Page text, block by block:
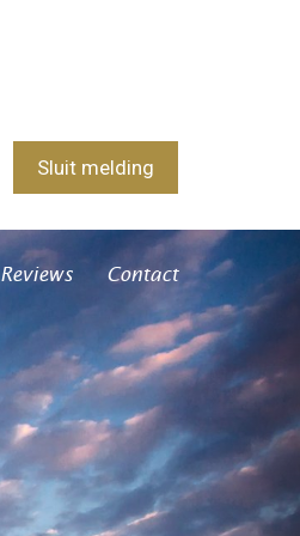
Sluit melding
Reviews Contact